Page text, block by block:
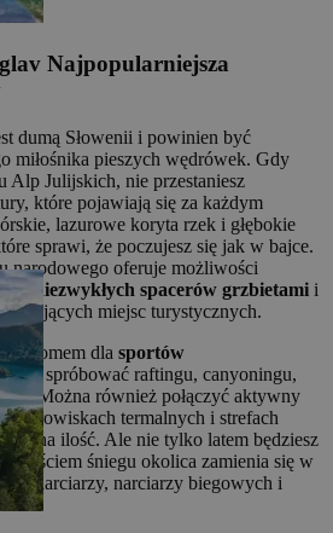
Najpopularniejsza
dumą Słowenii i powinien być
miłośnika pieszych wędrówek. Gdy
Alp Julijskich, nie przestaniesz
które pojawiają się za każdym
lazurowe koryta rzek i głębokie
sprawi, że poczujesz się jak w bajce.
narodowego oferuje możliwości
niezwykłych spacerów grzbietami i
miejsc turystycznych.
są domem dla sportów
spróbować raftingu, canyoningu,
Można również połączyć aktywny
uzdrowiskach termalnych i strefach
ilość. Ale nie tylko latem będziesz
śniegu okolica zamienia się w
narciarzy, narciarzy biegowych i